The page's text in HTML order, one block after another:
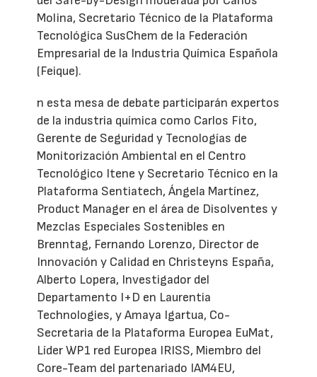
Molina, Secretario Técnico de la Plataforma
Tecnológica SusChem de la Federación
Empresarial de la Industria Química Española
(Feique).
n esta mesa de debate participarán expertos
de la industria química como Carlos Fito,
Gerente de Seguridad y Tecnologías de
Monitorización Ambiental en el Centro
Tecnológico Itene y Secretario Técnico en la
Plataforma Sentiatech, Ángela Martínez,
Product Manager en el área de Disolventes y
Mezclas Especiales Sostenibles en
Brenntag, Fernando Lorenzo, Director de
Innovación y Calidad en Christeyns España,
Alberto Lopera, Investigador del
Departamento I+D en Laurentia
Technologies, y Amaya Igartua, Co-
Secretaria de la Plataforma Europea EuMat,
Líder WP1 red Europea IRISS, Miembro del
Core-Team del partenariado IAM4EU,